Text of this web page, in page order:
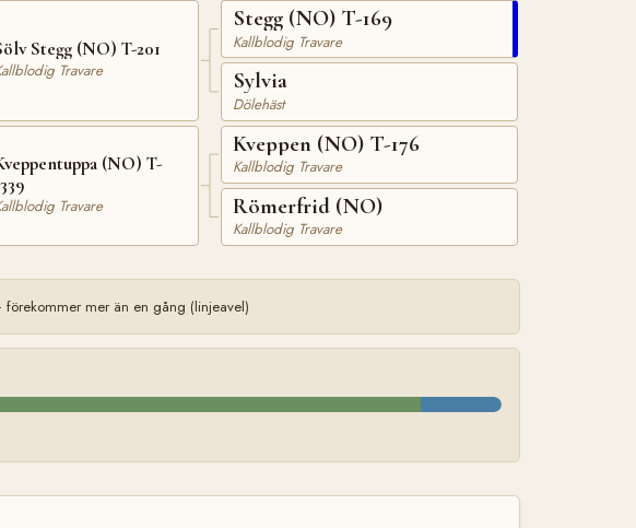
Stegg (NO) T-201
Travare
(NO) T-
Travare
Stegg (NO) T-169
Kallblodig Travare
Sylvia
Dölehäst
Kveppen (NO) T-176
Kallblodig Travare
Römerfrid (NO)
Kallblodig Travare
mer än en gång (linjeavel)